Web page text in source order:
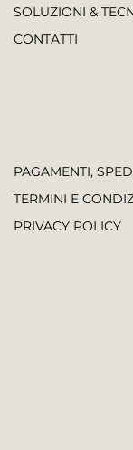
SOLUZIONI &
CONTATTI
PAGAMENTI,
TERMINI E
PRIVACY POLICY